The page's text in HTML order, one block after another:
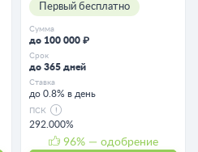
Первый бесплатно
Сумма
до 100 000 ₽
Срок
до 365 дней
Ставка
до 0.8% в день
ПСК
292.000%
96% — одобрение